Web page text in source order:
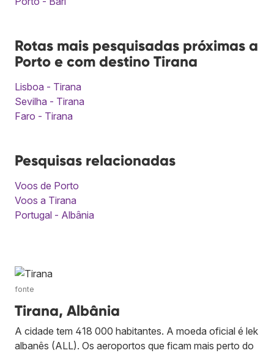
Rotas mais pesquisadas próximas a
Porto e com destino Tirana
Lisboa - Tirana
Sevilha - Tirana
Faro - Tirana
Pesquisas relacionadas
Voos de Porto
Voos a Tirana
Portugal - Albânia
fonte
Tirana, Albânia
A cidade tem 418 000 habitantes. A moeda oficial é lek
albanês (ALL). Os aeroportos que ficam mais perto do